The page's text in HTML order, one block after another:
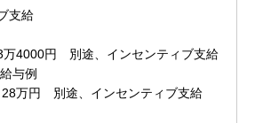
支給
万4000円 別途、インセンティブ支給
与例
28万円 別途、インセンティブ支給